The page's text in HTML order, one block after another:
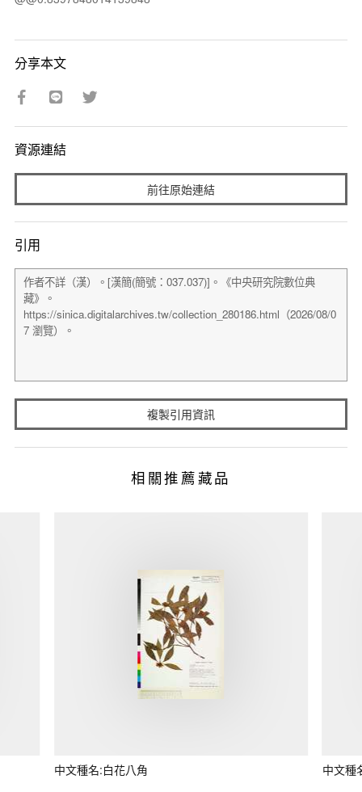
分享本文
資源連結
前往原始連結
引用
複製引用資訊
相關推薦藏品
中文種名:白花八角 中文種